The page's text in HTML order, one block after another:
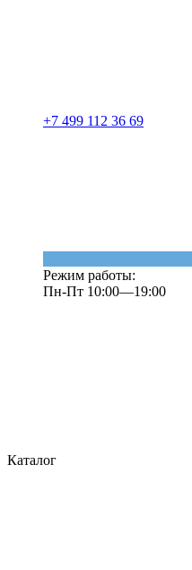
+7 499 112 36 69
Режим работы:
Пн-Пт 10:00—19:00
Каталог